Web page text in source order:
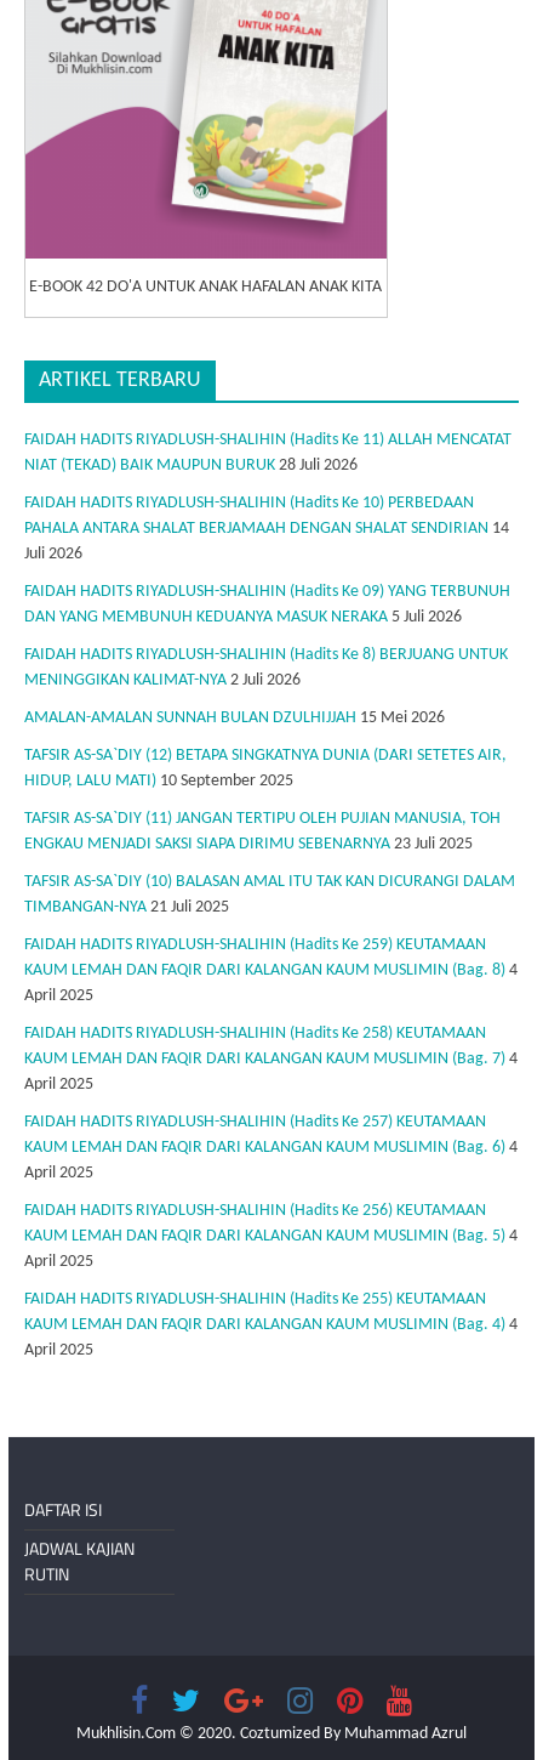
E-BOOK 42 DO'A UNTUK ANAK HAFALAN ANAK KITA
ARTIKEL TERBARU
FAIDAH HADITS RIYADLUSH-SHALIHIN (Hadits Ke 11) ALLAH MENCATAT
NIAT (TEKAD) BAIK MAUPUN BURUK 28 Juli 2026
FAIDAH HADITS RIYADLUSH-SHALIHIN (Hadits Ke 10) PERBEDAAN
PAHALA ANTARA SHALAT BERJAMAAH DENGAN SHALAT SENDIRIAN 14
Juli 2026
FAIDAH HADITS RIYADLUSH-SHALIHIN (Hadits Ke 09) YANG TERBUNUH
DAN YANG MEMBUNUH KEDUANYA MASUK NERAKA 5 Juli 2026
FAIDAH HADITS RIYADLUSH-SHALIHIN (Hadits Ke 8) BERJUANG UNTUK
MENINGGIKAN KALIMAT-NYA 2 Juli 2026
AMALAN-AMALAN SUNNAH BULAN DZULHIJJAH 15 Mei 2026
TAFSIR AS-SA`DIY (12) BETAPA SINGKATNYA DUNIA (DARI SETETES AIR,
HIDUP, LALU MATI) 10 September 2025
TAFSIR AS-SA`DIY (11) JANGAN TERTIPU OLEH PUJIAN MANUSIA, TOH
ENGKAU MENJADI SAKSI SIAPA DIRIMU SEBENARNYA 23 Juli 2025
TAFSIR AS-SA`DIY (10) BALASAN AMAL ITU TAK KAN DICURANGI DALAM
TIMBANGAN-NYA 21 Juli 2025
FAIDAH HADITS RIYADLUSH-SHALIHIN (Hadits Ke 259) KEUTAMAAN
KAUM LEMAH DAN FAQIR DARI KALANGAN KAUM MUSLIMIN (Bag. 8) 4
April 2025
FAIDAH HADITS RIYADLUSH-SHALIHIN (Hadits Ke 258) KEUTAMAAN
KAUM LEMAH DAN FAQIR DARI KALANGAN KAUM MUSLIMIN (Bag. 7) 4
April 2025
FAIDAH HADITS RIYADLUSH-SHALIHIN (Hadits Ke 257) KEUTAMAAN
KAUM LEMAH DAN FAQIR DARI KALANGAN KAUM MUSLIMIN (Bag. 6) 4
April 2025
FAIDAH HADITS RIYADLUSH-SHALIHIN (Hadits Ke 256) KEUTAMAAN
KAUM LEMAH DAN FAQIR DARI KALANGAN KAUM MUSLIMIN (Bag. 5) 4
April 2025
FAIDAH HADITS RIYADLUSH-SHALIHIN (Hadits Ke 255) KEUTAMAAN
KAUM LEMAH DAN FAQIR DARI KALANGAN KAUM MUSLIMIN (Bag. 4) 4
April 2025
DAFTAR ISI
JADWAL KAJIAN
RUTIN
Mukhlisin.Com © 2020. Coztumized By Muhammad Azrul